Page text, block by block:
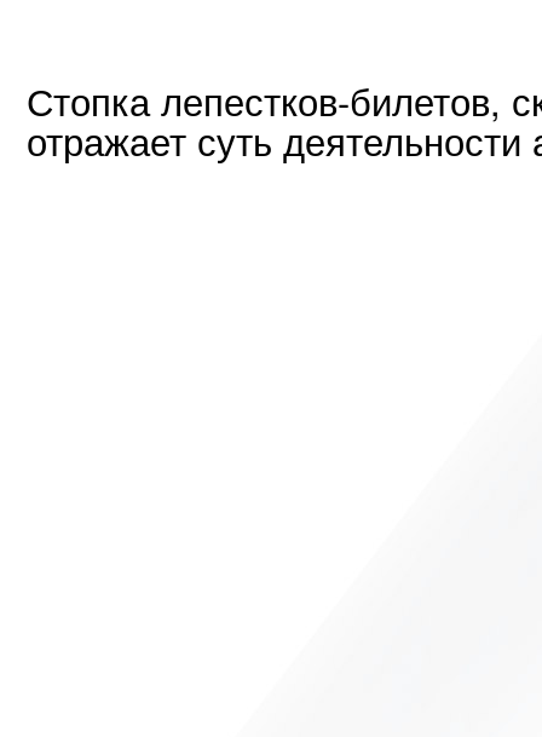
Стопка лепестков-билетов,
отражает суть деятельности